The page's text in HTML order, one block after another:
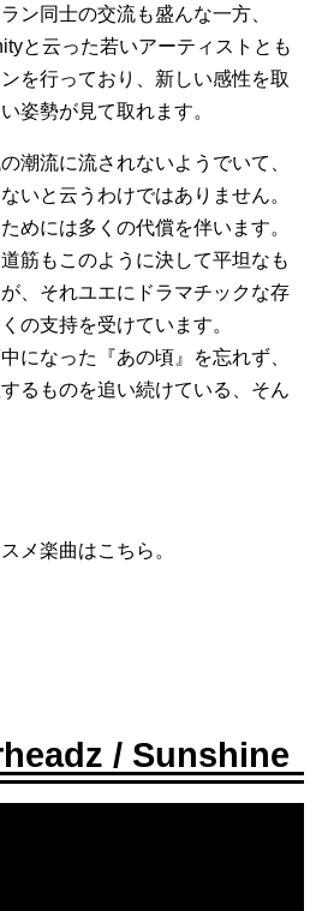
ン同士の交流も盛んな一方、
と云った若いアーティストとも
を行っており、新しい感性を取
姿勢が見て取れます。
潮流に流されないようでいて、
いと云うわけではありません。
めには多くの代償を伴います。
筋もこのように決して平坦なも
、それユエにドラマチックな存
の支持を受けています。
になった『あの頃』を忘れず、
るものを追い続けている、そん
メ楽曲はこちら。
/ Sunshine